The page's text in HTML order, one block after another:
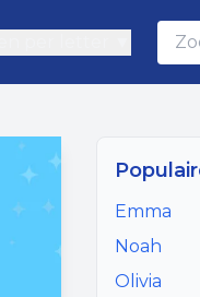
Emma
Noah
Olivia